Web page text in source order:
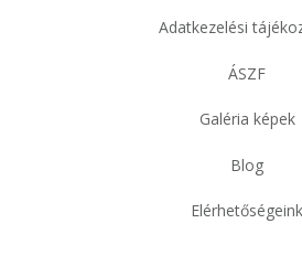
Adatkezelési
ÁSZF
Galéria képek
Blog
Elérhetőségeink